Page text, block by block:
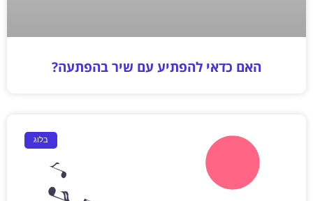
האם כדאי להפתיע עם שיר בהפתעה?
בלוג